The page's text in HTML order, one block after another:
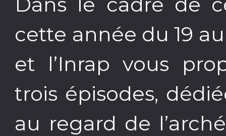
cette année du 19
et l’Inrap vous
trois épisodes,
au regard de